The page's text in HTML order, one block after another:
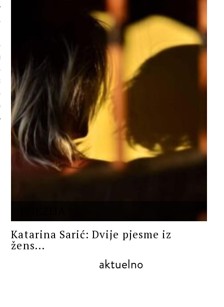
Katarina Sarić: Dvije pjesme iz
žens...
aktuelno